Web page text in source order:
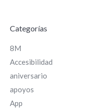
Categorías
8M
Accesibilidad
aniversario
apoyos
App